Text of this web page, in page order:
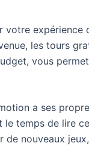
expérience
les tours
vous
a ses
temps de lire
nouveaux